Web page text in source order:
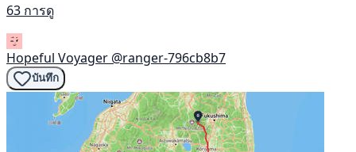
63 การดู
Hopeful Voyager @ranger-796cb8b7
บันทึก